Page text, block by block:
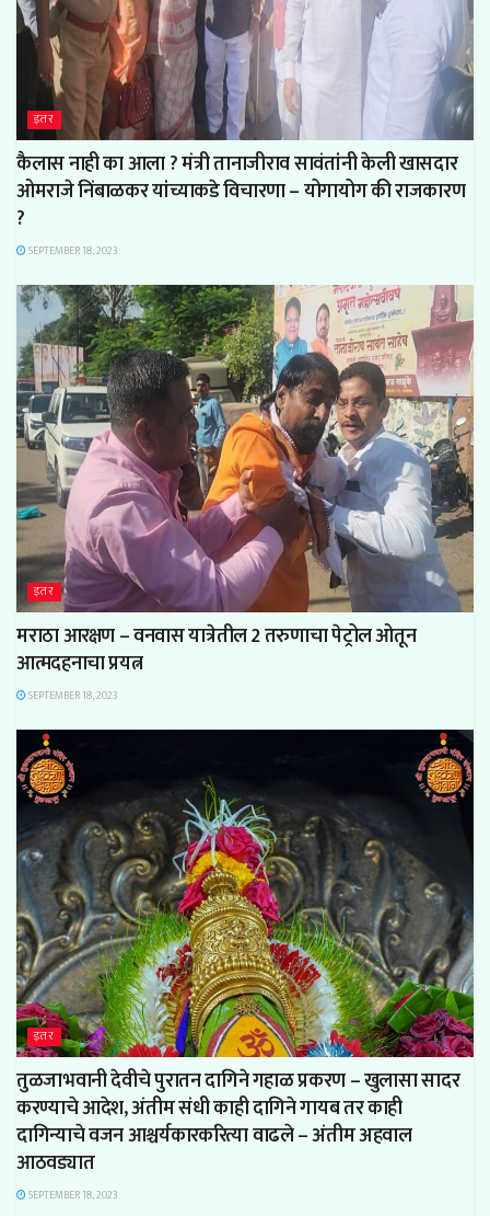
इतर
कैलास नाही का आला ? मंत्री तानाजीराव सावंतांनी केली खासदार
ओमराजे निंबाळकर यांच्याकडे विचारणा – योगायोग की राजकारण
?
SEPTEMBER 18, 2023
इतर
मराठा आरक्षण – वनवास यात्रेतील 2 तरुणाचा पेट्रोल ओतून
आत्मदहनाचा प्रयत्न
SEPTEMBER 18, 2023
इतर
तुळजाभवानी देवीचे पुरातन दागिने गहाळ प्रकरण – खुलासा सादर
करण्याचे आदेश, अंतीम संधी काही दागिने गायब तर काही
दागिन्याचे वजन आश्चर्यकारकरित्या वाढले – अंतीम अहवाल
आठवड्यात
SEPTEMBER 18, 2023